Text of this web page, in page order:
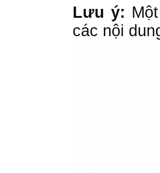
Lưu ý:
các nội